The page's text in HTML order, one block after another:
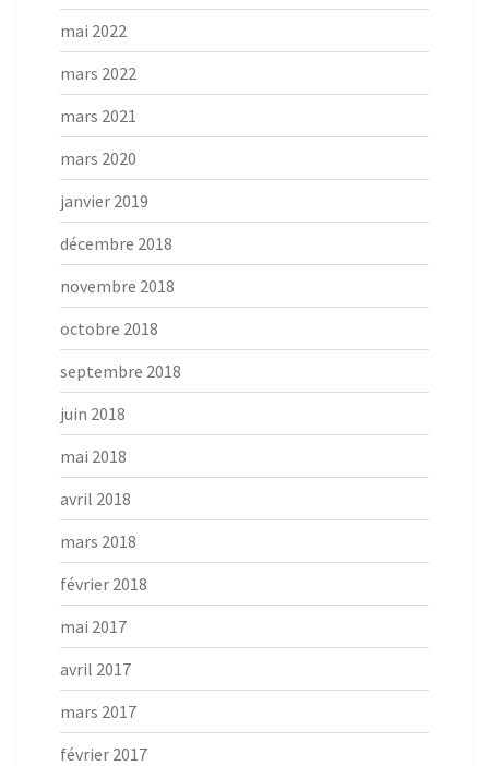
mai 2022
mars 2022
mars 2021
mars 2020
janvier 2019
décembre 2018
novembre 2018
octobre 2018
septembre 2018
juin 2018
mai 2018
avril 2018
mars 2018
février 2018
mai 2017
avril 2017
mars 2017
février 2017